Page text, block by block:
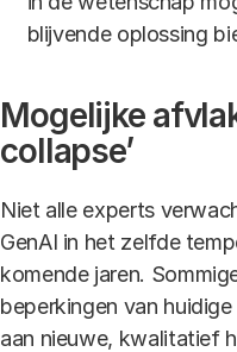
blijvende oplossing
Mogelijke
collapse’
Niet alle experts
GenAI in het zelfde
komende jaren.
beperkingen van
aan nieuwe, kwalitatief